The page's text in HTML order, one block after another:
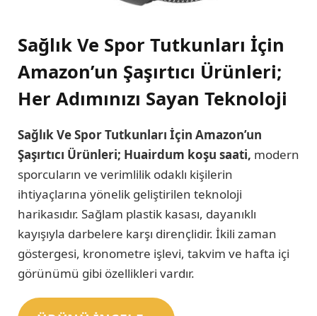
Sağlık Ve Spor Tutkunları İçin
Amazon’un Şaşırtıcı Ürünleri;
Her Adımınızı Sayan Teknoloji
Sağlık Ve Spor Tutkunları İçin Amazon’un
Şaşırtıcı Ürünleri; Huairdum koşu saati, modern
sporcuların ve verimlilik odaklı kişilerin
ihtiyaçlarına yönelik geliştirilen teknoloji
harikasıdır. Sağlam plastik kasası, dayanıklı
kayışıyla darbelere karşı dirençlidir. İkili zaman
göstergesi, kronometre işlevi, takvim ve hafta içi
görünümü gibi özellikleri vardır.